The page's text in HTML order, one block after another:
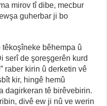
mirov tî dibe, mecbur
guherbar ji bo
bêhempa û
serî de şoreşgerên kurd
raber kirin û derketin vê
kir, hingê hemû
dagirkeran tê birêvebirin.
divê ew ji nû ve werin